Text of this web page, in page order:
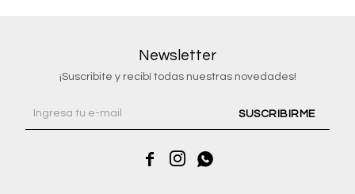
Newsletter
¡Suscribite y recibí todas nuestras novedades!
SUSCRIBIRME
  